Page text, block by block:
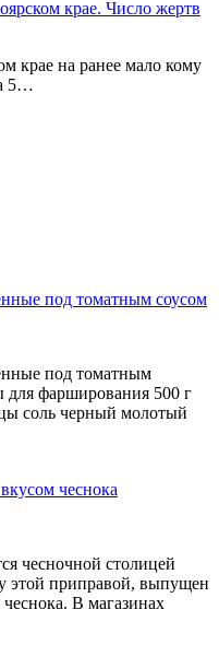
крае. Число жертв
крае на ранее мало кому
5…
под томатным соусом
под томатным
для фарширования 500 г
соль черный молотый
чеснока
чесночной столицей
этой приправой, выпущен
В магазинах